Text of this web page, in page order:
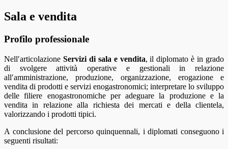
Sala e vendita
Profilo professionale
Nell′articolazione Servizi di sala e vendita, il diplomato è in grado
di svolgere attività operative e gestionali in relazione
all′amministrazione, produzione, organizzazione, erogazione e
vendita di prodotti e servizi enogastronomici; interpretare lo sviluppo
delle filiere enogastronomiche per adeguare la produzione e la
vendita in relazione alla richiesta dei mercati e della clientela,
valorizzando i prodotti tipici.
A conclusione del percorso quinquennali, i diplomati conseguono i
seguenti risultati: